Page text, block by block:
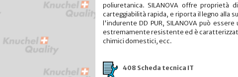
poliuretanica. SILANOVA offre proprietà
carteggiabilità rapida, e riporta il legno alla
l'indurente DD PUR, SILANOVA può
estremamente resistente ed è
chimici domestici, ecc.
408 Scheda tecnica IT